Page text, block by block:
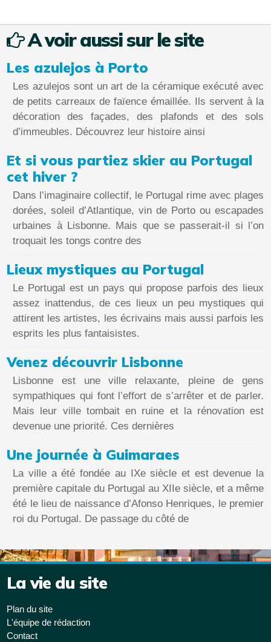
A voir aussi sur le site
Les azulejos à Porto
Les azulejos sont un art de la céramique exécuté avec
de petits carreaux de faïence émaillée. Ils servent à la
décoration des façades, des plafonds et des sols
d’immeubles. Découvrez leur histoire ainsi
Et si vous partiez skier au Portugal
cet hiver ?
Dans l’imaginaire collectif, le Portugal rime avec plages
dorées, soleil d’Atlantique, vin de Porto ou escapades
urbaines à Lisbonne. Mais que se passerait-il si l’on
troquait les tongs contre des
Lieux mystiques au Portugal
Le Portugal est un pays qui propose parfois des lieux
assez inattendus, de ces lieux un peu mystiques qui
attirent les artistes, les écrivains mais aussi parfois les
esprits les plus fantaisistes.
Venez découvrir Lisbonne
Lisbonne est une ville relaxante, pleine de gens
sympathiques qui font l’effort de s’arrêter et de parler.
Mais leur ville tombait en ruine et la rénovation est
devenue une priorité. Ces dernières
Une journée à Guimaraes
La ville a été fondée au IXe siècle et est devenue la
première capitale du Portugal au XIIe siècle, et a même
été le lieu de naissance d’Afonso Henriques, le premier
roi du Portugal. De passage du côté de
La vie du site
Plan du site
L'équipe de rédaction
Contact